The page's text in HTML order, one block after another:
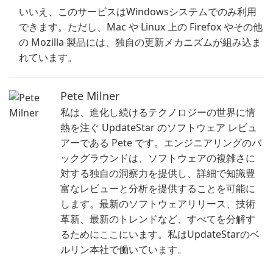
いいえ、このサービスはWindowsシステムでのみ利用
できます。ただし、Mac や Linux 上の Firefox やその他
の Mozilla 製品には、独自の更新メカニズムが組み込ま
れています。
Pete Milner
私は、進化し続けるテクノロジーの世界に情
熱を注ぐ UpdateStar のソフトウェア レビュ
アーである Pete です。エンジニアリングのバ
ックグラウンドは、ソフトウェアの複雑さに
対する独自の洞察力を提供し、詳細で知識豊
富なレビューと分析を提供することを可能に
します。最新のソフトウェアリリース、技術
革新、最新のトレンドなど、すべてを分解す
るためにここにいます。私はUpdateStarのベ
ルリン本社で働いています。